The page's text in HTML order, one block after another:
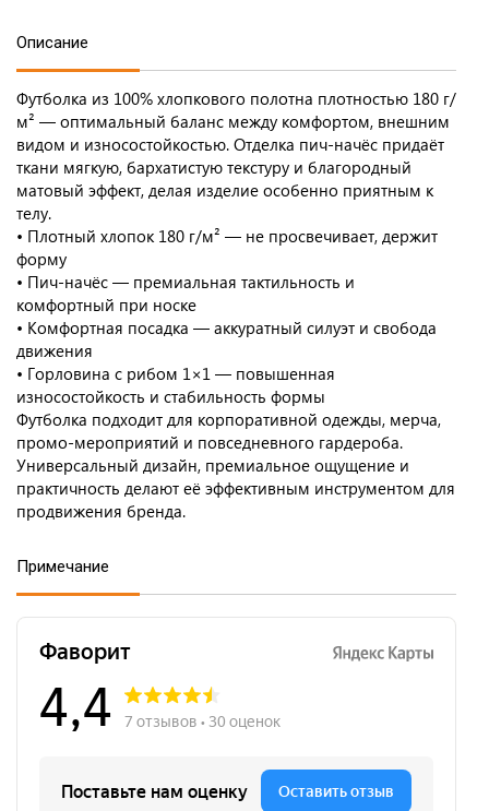
Описание
Футболка из 100% хлопкового полотна плотностью 180 г/
м² — оптимальный баланс между комфортом, внешним
видом и износостойкостью. Отделка пич-начёс придаёт
ткани мягкую, бархатистую текстуру и благородный
матовый эффект, делая изделие особенно приятным к
телу.
• Плотный хлопок 180 г/м² — не просвечивает, держит
форму
• Пич-начёс — премиальная тактильность и
комфортный при носке
• Комфортная посадка — аккуратный силуэт и свобода
движения
• Горловина с рибом 1×1 — повышенная
износостойкость и стабильность формы
Футболка подходит для корпоративной одежды, мерча,
промо-мероприятий и повседневного гардероба.
Универсальный дизайн, премиальное ощущение и
практичность делают её эффективным инструментом для
продвижения бренда.
Примечание